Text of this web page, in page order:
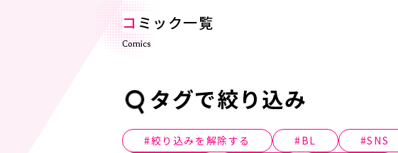
コ ミック一覧
Comics
タグで絞り込み
絞り込みを解除する BL SNS